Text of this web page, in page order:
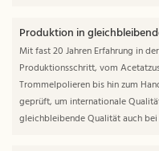
Produktion in
Mit fast 20 Jahren Erfahrung in
Produktionsschritt, vom
Trommelpolieren bis hin zum
geprüft, um internationale
gleichbleibende Qualität auch